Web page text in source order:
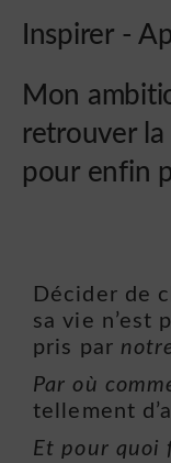
Inspirer -
Mon
retrouver la
pour enfin
Décider de
sa vie n’est
pris par
Par où
tellement
Et pour quoi